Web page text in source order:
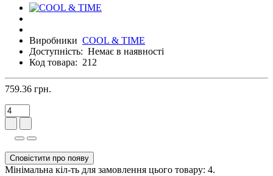
Виробники COOL & TIME
Доступність: Немає в наявності
Код товара: 212
759.36 грн.
Сповістити про появу
Мінімальна кіл-ть для замовлення цього товару: 4.